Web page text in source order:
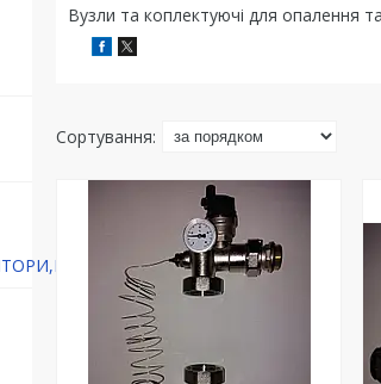
Вузли та коплектуючі для опалення